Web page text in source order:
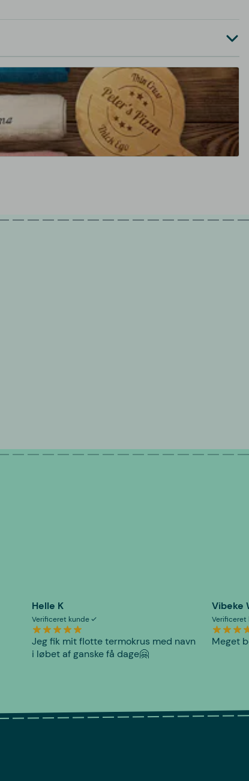
Helle K
Verificeret kunde
Jeg fik mit flotte termokrus med navn
i løbet af ganske få dage🤗
Vibeke
Meget